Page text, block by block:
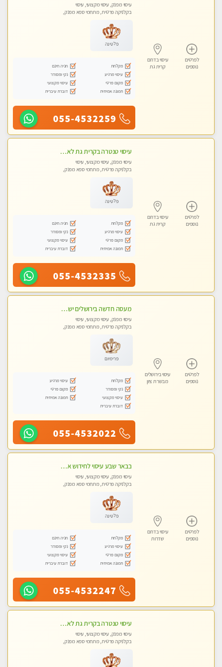
לפרטים
נוספים
עיסוי בדרום
קרית גת
עיסוי מפנק, עיסוי מקצועי, עיסוי
בקלניקה פרטית, מתחמי ספא מפנק,
פלטינה
מקלחת
חניה חינם
עיסוי מרגיע
נקי ומסודר
מקום פרטי
עיסוי מקצועי
תמונה אמיתית
דוברת עיברית
055-4532259
לפרטים
נוספים
עיסוי בדרום
קרית גת
עיסוי טנטרה בקרית גת לא מה שחשבת הרבה יותר ממה שדמיינת פרטי!!! Highly recommended
עיסוי מפנק, עיסוי מקצועי, עיסוי
בקלניקה פרטית, מתחמי ספא מפנק,
פלטינה
מקלחת
חניה חינם
עיסוי מרגיע
נקי ומסודר
מקום פרטי
עיסוי מקצועי
תמונה אמיתית
דוברת עיברית
055-4532335
לפרטים
נוספים
עיסוי בירושלים
מבשרת ציון
מעסה חדשה בירושלים ישראלית צעירה ואיכותית לעיסוי מרגיע ומפנק VIP-מומלץ לחלוטין! פרטי! ​​​​​​ Highly recommended
עיסוי מפנק, עיסוי מקצועי, עיסוי
בקלניקה פרטית, מתחמי ספא מפנק,
פרימיום
מקלחת
עיסוי מרגיע
נקי ומסודר
מקום פרטי
עיסוי מקצועי
תמונה אמיתית
דוברת עיברית
055-4532022
לפרטים
נוספים
עיסוי בדרום
שדרות
בבאר שבע עיסוי לחידוש אנרגיות עיסוי חלומי מומלץ מאוד פרטי!! ללא מין !!
עיסוי מפנק, עיסוי מקצועי, עיסוי
בקלניקה פרטית, מתחמי ספא מפנק,
פלטינה
מקלחת
חניה חינם
עיסוי מרגיע
נקי ומסודר
מקום פרטי
עיסוי מקצועי
תמונה אמיתית
דוברת עיברית
055-4532247
עיסוי טנטרה בקרית גת לא מה שחשבת הרבה יותר ממה שדמיינת פרטי!!! Highly recommended
עיסוי מפנק, עיסוי מקצועי, עיסוי
בקלניקה פרטית, מתחמי ספא מפנק,
טנטרה